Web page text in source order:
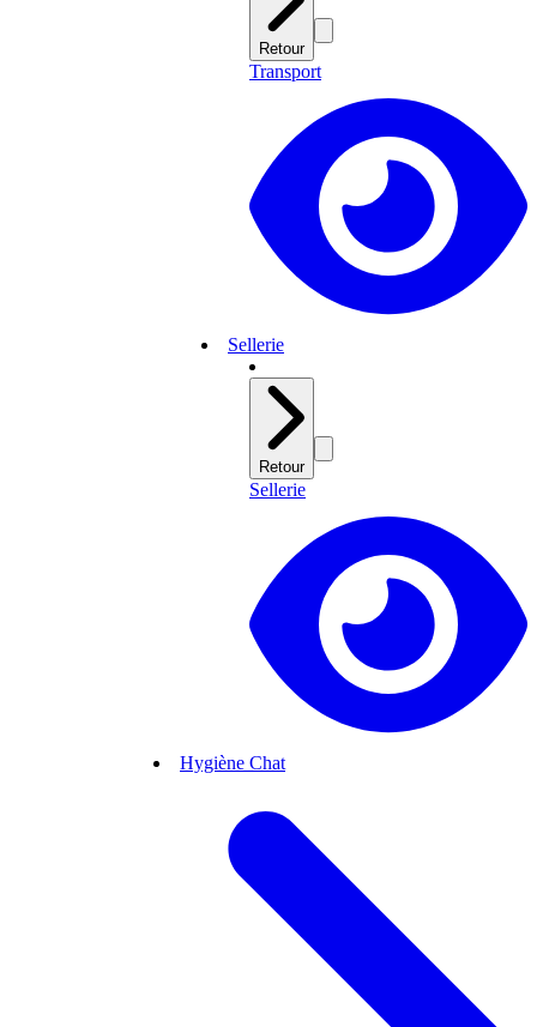
Retour
Transport
Sellerie
Retour
Sellerie
Hygiène Chat